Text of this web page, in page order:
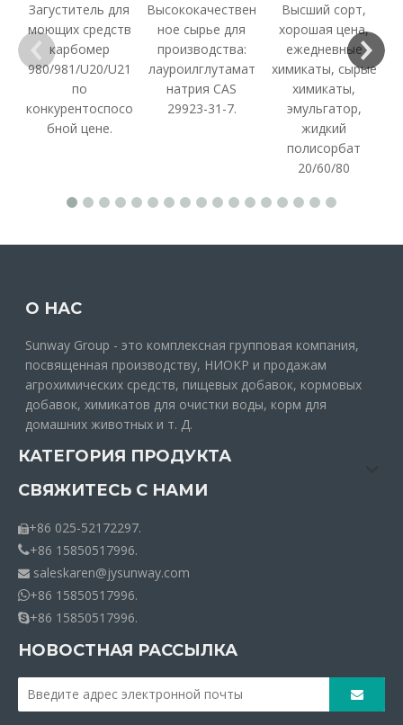
Загуститель для
моющих средств
карбомер
980/981/U20/U21
по
конкурентоспосо
бной цене.
Высококачествен
ное сырье для
производства:
лауроилглутамат
натрия CAS
29923-31-7.
Высший сорт,
хорошая цена,
ежедневные
химикаты, сырые
химикаты,
эмульгатор,
жидкий
полисорбат
20/60/80
О НАС
Sunway Group - это комплексная групповая компания,
посвященная производству, НИОКР и продажам
агрохимических средств, пищевых добавок, кормовых
добавок, химикатов для очистки воды, корм для
домашних животных и т. Д.
КАТЕГОРИЯ ПРОДУКТА
СВЯЖИТЕСЬ С НАМИ
+86 025-52172297.
+86 15850517996.
 saleskaren@jysunway.com
+86 15850517996.
+86 15850517996.
НОВОСТНАЯ РАССЫЛКА